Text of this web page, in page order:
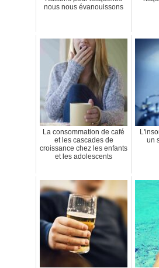
nous nous évanouissons
La consommation de café
et les cascades de
croissance chez les enfants
et les adolescents
un